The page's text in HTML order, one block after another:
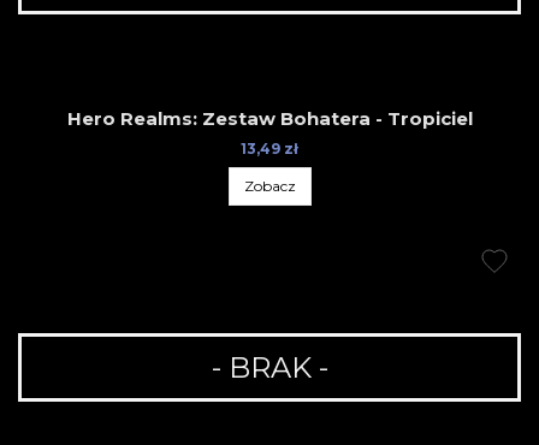
Hero Realms: Zestaw Bohatera - Tropiciel
13,49 zł
Zobacz
- BRAK -